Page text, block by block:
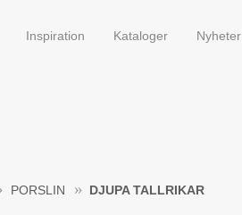
Inspiration Kataloger Nyheter
PORSLIN DJUPA TALLRIKAR